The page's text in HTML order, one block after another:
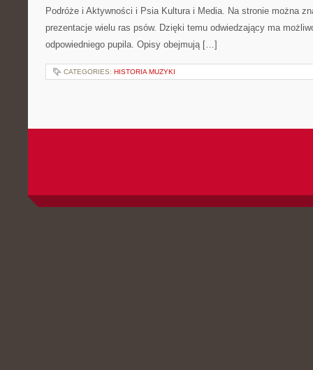
Podróże i Aktywności i Psia Kultura i Media. Na stronie można
prezentacje wielu ras psów. Dzięki temu odwiedzający ma
odpowiedniego pupila. Opisy obejmują […]
CATEGORIES: HISTORIA MUZYKI